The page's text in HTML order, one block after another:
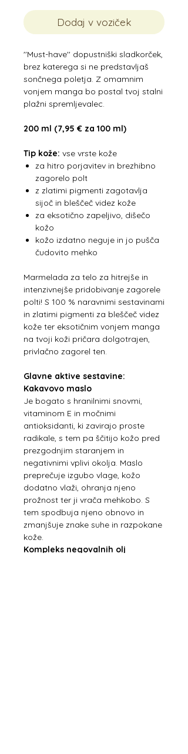
Dodaj v voziček
''Must-have'' dopustniški sladkorček,
brez katerega si ne predstavljaš
sončnega poletja. Z omamnim
vonjem manga bo postal tvoj stalni
plažni spremljevalec.
200 ml (7,95 € za 100 ml)
Tip kože: vse vrste kože
za hitro porjavitev in brezhibno
zagorelo polt
z zlatimi pigmenti zagotavlja
sijoč in bleščeč videz kože
za eksotično zapeljivo, dišečo
kožo
kožo izdatno neguje in jo pušča
čudovito mehko
Marmelada za telo za hitrejše in
intenzivnejše pridobivanje zagorele
polti! S 100 % naravnimi sestavinami
in zlatimi pigmenti za bleščeč videz
kože ter eksotičnim vonjem manga
na tvoji koži pričara dolgotrajen,
privlačno zagorel ten.
Glavne aktive sestavine:
Kakavovo maslo
Je bogato s hranilnimi snovmi,
vitaminom E in močnimi
antioksidanti, ki zavirajo proste
radikale, s tem pa ščitijo kožo pred
prezgodnjim staranjem in
negativnimi vplivi okolja. Maslo
preprečuje izgubo vlage, kožo
dodatno vlaži, ohranja njeno
prožnost ter ji vrača mehkobo. S
tem spodbuja njeno obnovo in
zmanjšuje znake suhe in razpokane
kože.
Kompleks negovalnih olj